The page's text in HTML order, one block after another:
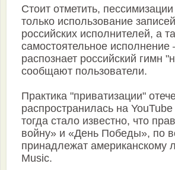
Стоит отметить,
только использование
российских исполнителей, а
самостоятельное
распознает российский гимн
сообщают пользователи.
Практика "приватизации"
распространилась на
тогда стало известно, что
войну» и «День Победы», по
принадлежат американскому
Music.